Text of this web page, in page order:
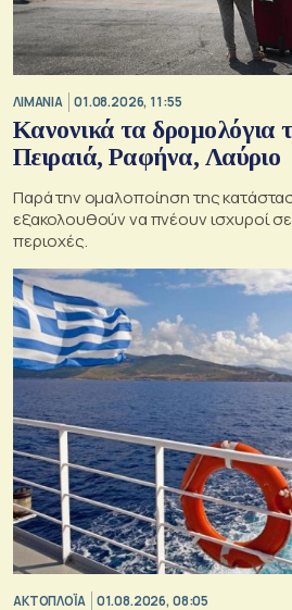
ΛΙΜΑΝΙΑ 01.08.2026, 11:55
Κανονικά τα δρομολόγια
Πειραιά, Ραφήνα, Λαύριο
Παρά την ομαλοποίηση της
εξακολουθούν να πνέουν ισχυροί
περιοχές.
ΑΚΤΟΠΛΟΪΑ 01.08.2026, 08:05